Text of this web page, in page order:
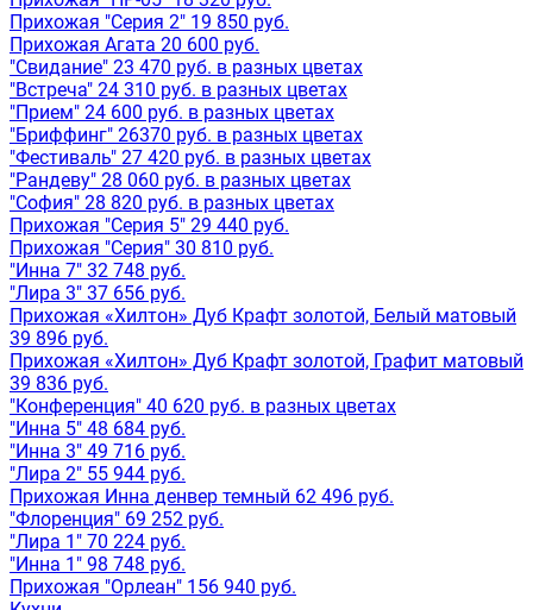
Прихожая "Серия 2" 19 850 руб.
Прихожая Агата 20 600 руб.
"Свидание" 23 470 руб. в разных цветах
"Встреча" 24 310 руб. в разных цветах
"Прием" 24 600 руб. в разных цветах
"Бриффинг" 26370 руб. в разных цветах
"Фестиваль" 27 420 руб. в разных цветах
"Рандеву" 28 060 руб. в разных цветах
"София" 28 820 руб. в разных цветах
Прихожая "Серия 5" 29 440 руб.
Прихожая "Серия" 30 810 руб.
"Инна 7" 32 748 руб.
"Лира 3" 37 656 руб.
Прихожая «Хилтон» Дуб Крафт золотой, Белый матовый
39 896 руб.
Прихожая «Хилтон» Дуб Крафт золотой, Графит матовый
39 836 руб.
"Конференция" 40 620 руб. в разных цветах
"Инна 5" 48 684 руб.
"Инна 3" 49 716 руб.
"Лира 2" 55 944 руб.
Прихожая Инна денвер темный 62 496 руб.
"Флоренция" 69 252 руб.
"Лира 1" 70 224 руб.
"Инна 1" 98 748 руб.
Прихожая "Орлеан" 156 940 руб.